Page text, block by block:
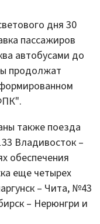
дня 30
пассажиров
автобусами до
продолжат
также поезда
Владивосток –
обеспечения
еще четырех
– Чита, №43
– Нерюнгри и